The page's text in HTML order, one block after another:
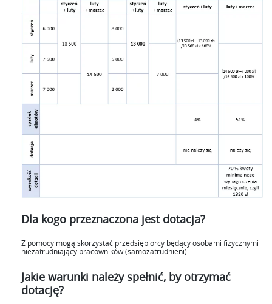
Dla kogo przeznaczona jest dotacja?
Z pomocy mogą skorzystać przedsiębiorcy będący osobami fizycznymi
niezatrudniający pracowników (samozatrudnieni).
Jakie warunki należy spełnić, by otrzymać
dotację?